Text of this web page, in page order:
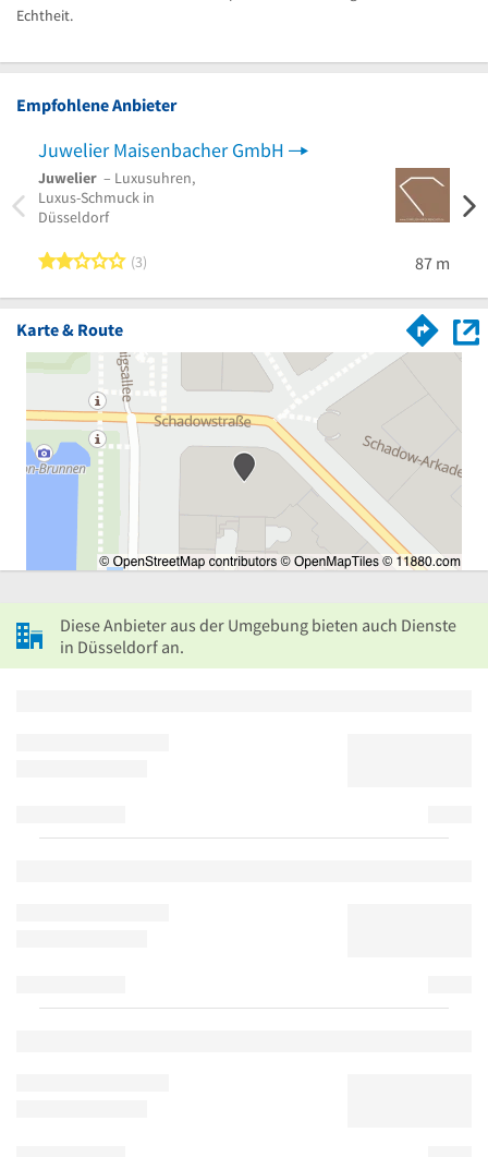
Echtheit.
Empfohlene Anbieter
Juwelier Maisenbacher GmbH
Juwelier – Luxusuhren,
Luxus-Schmuck in
Düsseldorf
2 von 5 Sternen
3 87 m
Karte & Route
Diese Anbieter aus der Umgebung bieten auch Dienste
in Düsseldorf an.